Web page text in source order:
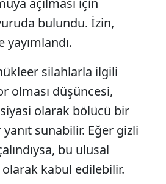
açılması için
bulundu. İzin,
silahlarla ilgili
olması düşüncesi,
olarak bölücü bir
yanıt sunabilir. Eğer gizli
bu ulusal
kabul edilebilir.